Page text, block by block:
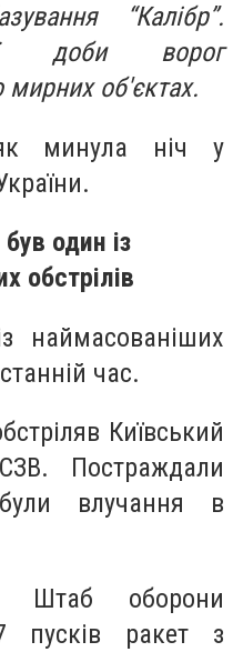
“Калібр”.
доби ворог
мирних об'єктах.
минула ніч у
один із
обстрілів
наймасованіших
час.
Київський
Постраждали
влучання в
Штаб оборони
пусків ракет з